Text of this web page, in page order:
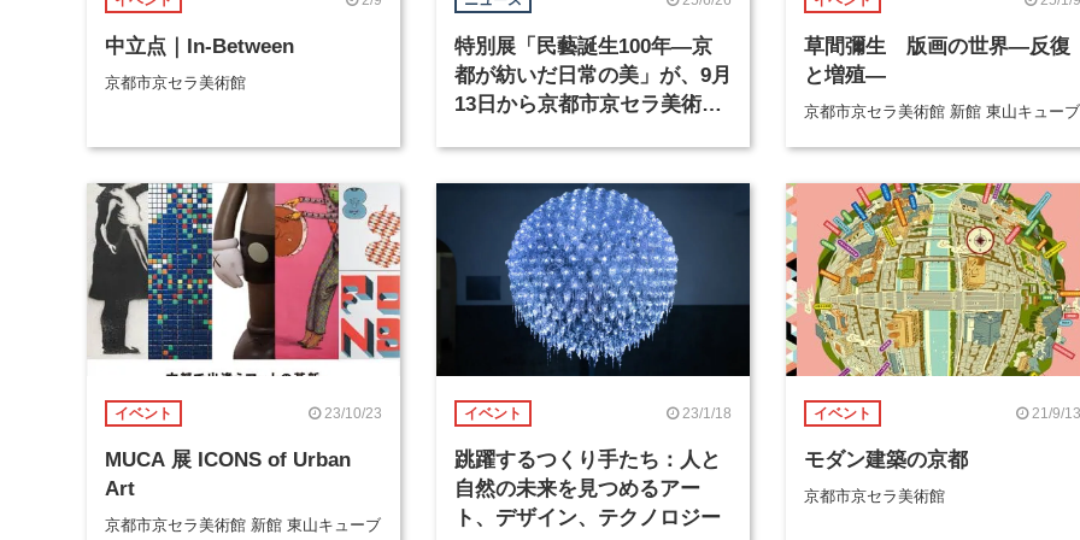
中立点｜In-Between
京都市京セラ美術館
特別展「民藝誕生100年―京
都が紡いだ日常の美」が、9月
13日から京都市京セラ美術館
草間彌生 版画の世界―反復
と増殖―
京都市京セラ美術館 新館 東山キューブ
イベント 23/10/23
MUCA 展 ICONS of Urban
Art
京都市京セラ美術館 新館 東山キューブ
イベント 23/1/18
跳躍するつくり手たち：人と
自然の未来を見つめるアー
ト、デザイン、テクノロジー
イベント 21/9/13
モダン建築の京都
京都市京セラ美術館